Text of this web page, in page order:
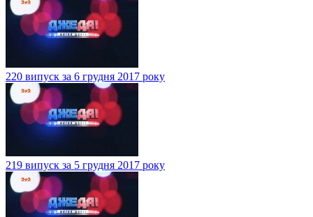
220 випуск за 6 грудня 2017 року
219 випуск за 5 грудня 2017 року